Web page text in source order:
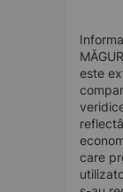
este
care